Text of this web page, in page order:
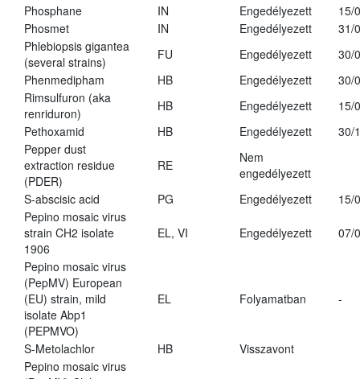
Phosphane
IN Engedélyezett
15/
Phosmet
IN Engedélyezett
31/
Phlebiopsis gigantea
(several strains)
FU Engedélyezett
30/
Phenmedipham
HB Engedélyezett
30/
Rimsulfuron (aka
renriduron)
HB Engedélyezett
15/
Pethoxamid
HB Engedélyezett
30/
Pepper dust
extraction residue
(PDER)
RE
Nem
engedélyezett
S-abscisic acid
PG Engedélyezett
15/
Pepino mosaic virus
strain CH2 isolate
1906
EL, VI Engedélyezett 07/
Pepino mosaic virus
(PepMV) European
(EU) strain, mild
isolate Abp1
(PEPMVO)
EL Folyamatban -
S-Metolachlor HB
Visszavont
Pepino mosaic virus